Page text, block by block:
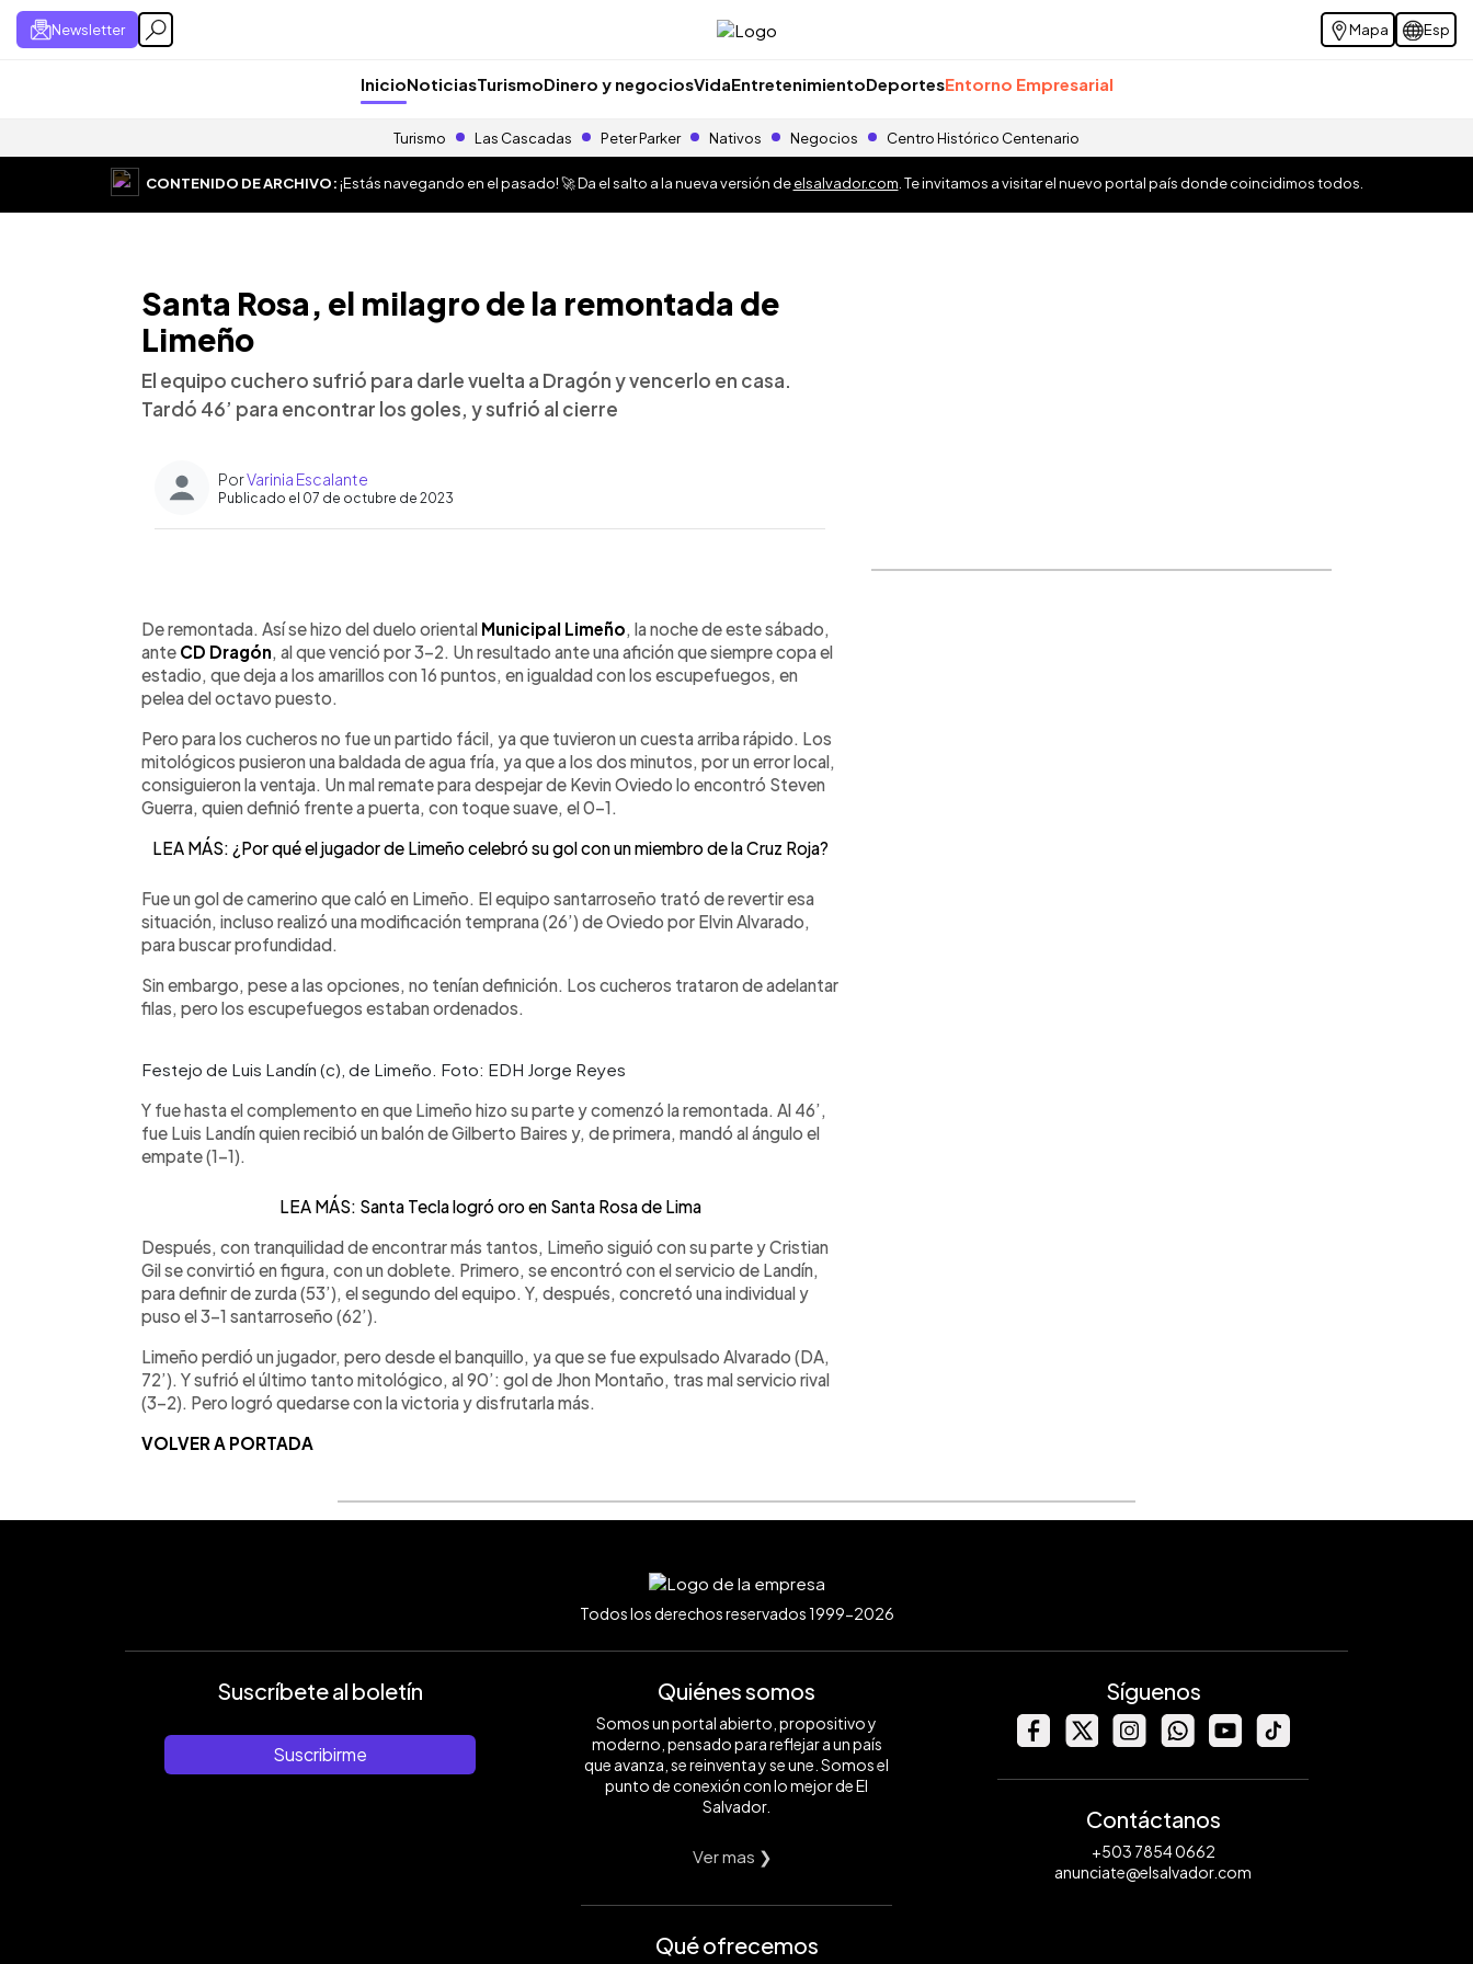
Newsletter Mapa Esp
InicioNoticiasTurismoDinero y negociosVidaEntretenimientoDeportesEntorno Empresarial
Turismo Las Cascadas Peter Parker Nativos Negocios Centro Histórico Centenario
CONTENIDO DE ARCHIVO:¡Estás navegando en el pasado! 🚀 Da el salto a la nueva versión deelsalvador.com . Te invitamos a visitar el nuevo portal país donde coincidimos todos.
Santa Rosa, el milagro de la remontada de
Limeño
El equipo cuchero sufrió para darle vuelta a Dragón y vencerlo en casa.
Tardó 46’ para encontrar los goles, y sufrió al cierre
PorVarinia Escalante
Publicado el 07 de octubre de 2023
► Escuchar artículo
De remontada. Así se hizo del duelo oriental Municipal Limeño, la noche de este sábado,
ante CD Dragón, al que venció por 3-2. Un resultado ante una afición que siempre copa el
estadio, que deja a los amarillos con 16 puntos, en igualdad con los escupefuegos, en
pelea del octavo puesto.
Pero para los cucheros no fue un partido fácil, ya que tuvieron un cuesta arriba rápido. Los
mitológicos pusieron una baldada de agua fría, ya que a los dos minutos, por un error local,
consiguieron la ventaja. Un mal remate para despejar de Kevin Oviedo lo encontró Steven
Guerra, quien definió frente a puerta, con toque suave, el 0-1.
LEA MÁS: ¿Por qué el jugador de Limeño celebró su gol con un miembro de la Cruz Roja?
Fue un gol de camerino que caló en Limeño. El equipo santarroseño trató de revertir esa
situación, incluso realizó una modificación temprana (26’) de Oviedo por Elvin Alvarado,
para buscar profundidad.
Sin embargo, pese a las opciones, no tenían definición. Los cucheros trataron de adelantar
filas, pero los escupefuegos estaban ordenados.
Festejo de Luis Landín (c), de Limeño. Foto: EDH Jorge Reyes
Y fue hasta el complemento en que Limeño hizo su parte y comenzó la remontada. Al 46’,
fue Luis Landín quien recibió un balón de Gilberto Baires y, de primera, mandó al ángulo el
empate (1-1).
LEA MÁS: Santa Tecla logró oro en Santa Rosa de Lima
Después, con tranquilidad de encontrar más tantos, Limeño siguió con su parte y Cristian
Gil se convirtió en figura, con un doblete. Primero, se encontró con el servicio de Landín,
para definir de zurda (53’), el segundo del equipo. Y, después, concretó una individual y
puso el 3-1 santarroseño (62’).
Limeño perdió un jugador, pero desde el banquillo, ya que se fue expulsado Alvarado (DA,
72’). Y sufrió el último tanto mitológico, al 90’: gol de Jhon Montaño, tras mal servicio rival
(3-2). Pero logró quedarse con la victoria y disfrutarla más.
VOLVER A PORTADA
Todos los derechos reservados 1999-2026
Suscríbete al boletín
Suscribirme
Quiénes somos
Somos un portal abierto, propositivo y
moderno, pensado para reflejar a un país
que avanza, se reinventa y se une. Somos el
punto de conexión con lo mejor de El
Salvador.
Ver mas ❯
Qué ofrecemos
Síguenos
Contáctanos
+503 7854 0662
anunciate@elsalvador.com